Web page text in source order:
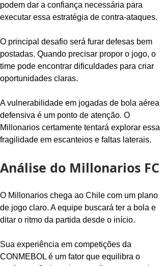
podem dar a confiança necessária para
executar essa estratégia de contra-ataques.
O principal desafio será furar defesas bem
postadas. Quando precisar propor o jogo, o
time pode encontrar dificuldades para criar
oportunidades claras.
A vulnerabilidade em jogadas de bola aérea
defensiva é um ponto de atenção. O
Millonarios certamente tentará explorar essa
fragilidade em escanteios e faltas laterais.
Análise do Millonarios FC
O Millonarios chega ao Chile com um plano
de jogo claro. A equipe buscará ter a bola e
ditar o ritmo da partida desde o início.
Sua experiência em competições da
CONMEBOL é um fator que equilibra o